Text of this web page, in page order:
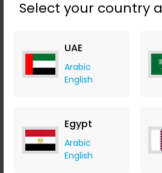
Select your country
UAE
Arabic
English
Egypt
Arabic
English
Banggood
+ Upto 9.80%
USD
USD
Save 22%